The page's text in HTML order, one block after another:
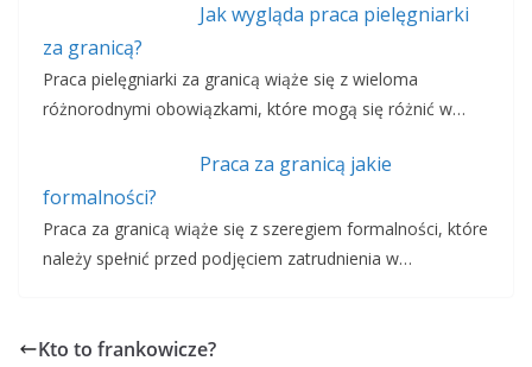
Jak wygląda praca pielęgniarki
za granicą?
Praca pielęgniarki za granicą wiąże się z wieloma
różnorodnymi obowiązkami, które mogą się różnić w…
Praca za granicą jakie
formalności?
Praca za granicą wiąże się z szeregiem formalności, które
należy spełnić przed podjęciem zatrudnienia w…
Kto to frankowicze?